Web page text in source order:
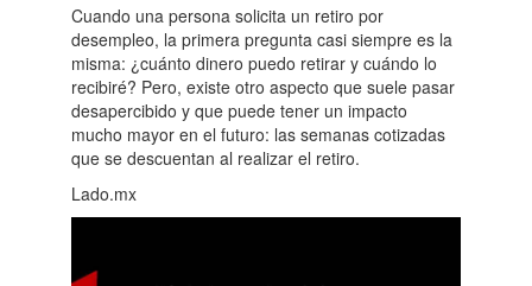
Cuando una persona solicita un retiro por
desempleo, la primera pregunta casi siempre es la
misma: ¿cuánto dinero puedo retirar y cuándo lo
recibiré? Pero, existe otro aspecto que suele pasar
desapercibido y que puede tener un impacto
mucho mayor en el futuro: las semanas cotizadas
que se descuentan al realizar el retiro.
Lado.mx